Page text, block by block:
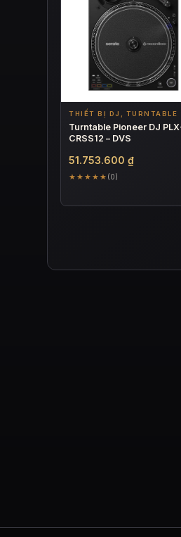
THIẾT BỊ DJ, TURNTABLE
Turntable Pioneer DJ
CRSS12 – DVS
51.753.600 ₫
★★★★★ (0)